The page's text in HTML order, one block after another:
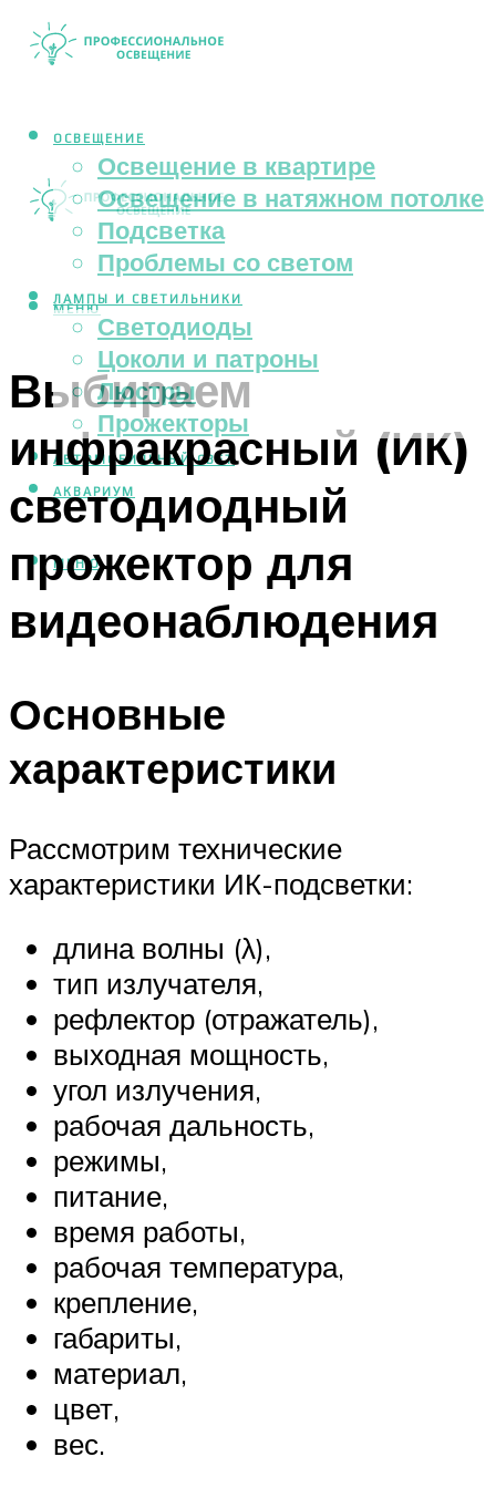
ОСВЕЩЕНИЕ
Освещение в квартире
Освещение в натяжном потолке
Подсветка
Проблемы со светом
ЛАМПЫ И СВЕТИЛЬНИКИ
Светодиоды
Цоколи и патроны
Люстры
Прожекторы
АВТОМОБИЛЬНЫЙ СВЕТ
АКВАРИУМ
МЕНЮ
МЕНЮ
Выбираем
инфракрасный (ИК)
светодиодный
прожектор для
видеонаблюдения
Основные
характеристики
Рассмотрим технические
характеристики ИК-подсветки:
длина волны (λ),
тип излучателя,
рефлектор (отражатель),
выходная мощность,
угол излучения,
рабочая дальность,
режимы,
питание,
время работы,
рабочая температура,
крепление,
габариты,
материал,
цвет,
вес.